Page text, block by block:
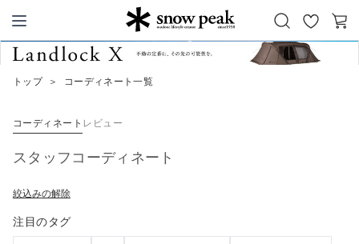
Snow Peak
お
気
カ
トップ ＞ コーディネート一覧
コーディネート レビュー
スタッフコーディネート
絞込みの解除
注目のタグ